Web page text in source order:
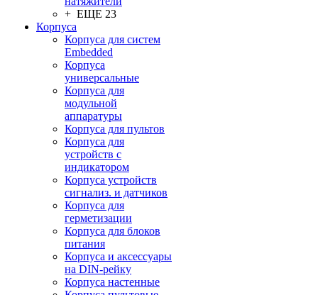
+ ЕЩЕ 23
Корпуса
Корпуса для систем
Embedded
Корпуса
универсальные
Корпуса для
модульной
аппаратуры
Корпуса для пультов
Корпуса для
устройств с
индикатором
Корпуса устройств
сигнализ. и датчиков
Корпуса для
герметизации
Корпуса для блоков
питания
Корпуса и аксессуары
на DIN-рейку
Корпуса настенные